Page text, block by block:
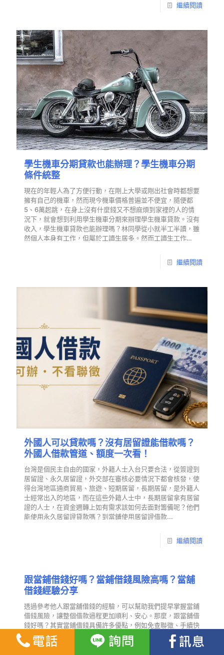
繼續閱讀
學生機車分期貸款也能辦理？學生機車分期
條件統整
現在的年輕人為了方便行動，在剛上大學或剛出社會時都想要
擁有自己的機車，然而現今機車價格普遍並不便宜，隨便都
5、6萬起跳，在身上沒有什麼錢又不想麻煩到家裡的人的情
況下，就會想到利用學生機車分期來辦理學生機車貸款。沒有
收入，學生機車貸款也能辦理嗎？林同學從小就半工半讀，雖
然個人本身有工作，但屬於工讀生居多。然而工讀生工作…
繼續閱讀
外國人可以貸款嗎？沒有居留證能借款嗎？
外國人借款管道、額度一次看！
台灣是個民主自由的國家，外籍人士入台只要合法，從簽證到
居留證、永久居留證，外交部在審核必要情況下都會核發，使
得台灣地區通商貿易、旅遊、短期居留，長期居留，是外籍人
士經常出入的地區，而在這些外籍人士中，長期居留拿有居留
證的人士，在資金週轉上如有需求該如何去面對籌備呢？他們
能使用永久居留證貸款嗎？到當鋪使用居留證借款...
繼續閱讀
跟當鋪借錢好嗎？當鋪借錢風險高嗎？當舖
借錢經驗分享
透過參考他人跟當舖借錢的經驗，可以幫助我們提早掌握當鋪
借錢風險，讓整個借款過程更加順利、安心。那麼，跟當舖借
錢好嗎？其實當鋪借錢具備許多優點，例如免查聯徵、手續快
速、最快一小時內放款，成為不少人短期資金周轉的重要選
擇。不過，當鋪借錢風險也不能忽視，像是利率、還款壓力與